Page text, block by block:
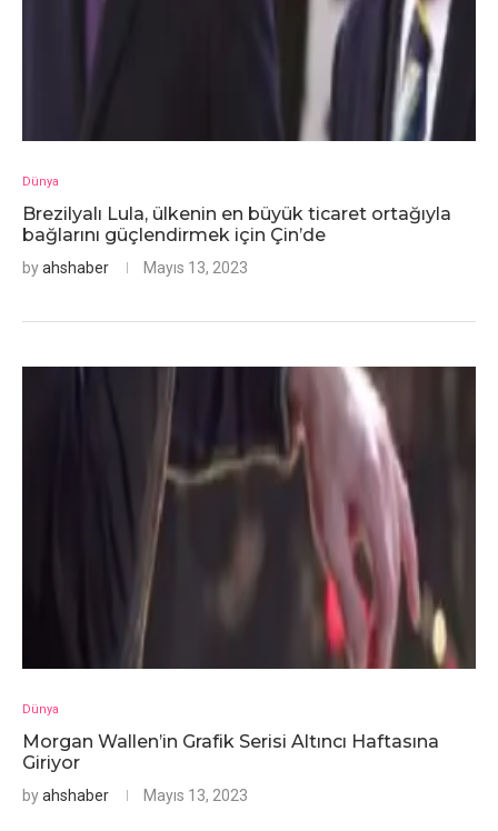
Dünya
Brezilyalı Lula, ülkenin en büyük ticaret ortağıyla
bağlarını güçlendirmek için Çin’de
byahshaber Mayıs 13, 2023
Dünya
Morgan Wallen’in Grafik Serisi Altıncı Haftasına
Giriyor
byahshaber Mayıs 13, 2023